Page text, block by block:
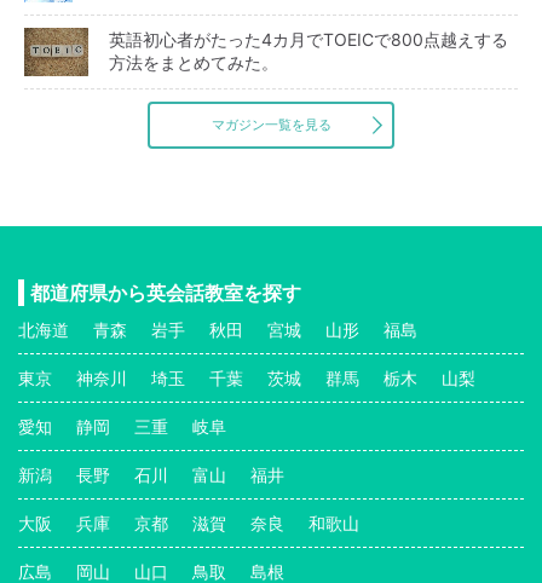
英語初心者がたった4カ月でTOEICで800点越えする
方法をまとめてみた。
マガジン一覧を見る
都道府県から英会話教室を探す
北海道 青森 岩手 秋田 宮城 山形 福島
東京 神奈川 埼玉 千葉 茨城 群馬 栃木 山梨
愛知 静岡 三重 岐阜
新潟 長野 石川 富山 福井
大阪 兵庫 京都 滋賀 奈良 和歌山
広島 岡山 山口 鳥取 島根